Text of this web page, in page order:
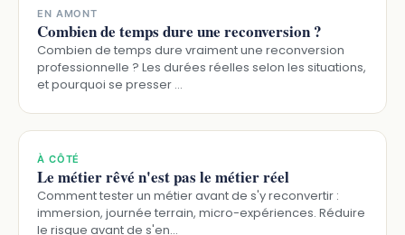
EN AMONT
Combien de temps dure une reconversion ?
Combien de temps dure vraiment une reconversion
professionnelle ? Les durées réelles selon les situations,
et pourquoi se presser …
À CÔTÉ
Le métier rêvé n'est pas le métier réel
Comment tester un métier avant de s'y reconvertir :
immersion, journée terrain, micro-expériences. Réduire
le risque avant de s'en…